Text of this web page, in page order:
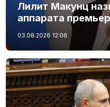
Лилит Макунц
аппарата
03.08.2026 12:06